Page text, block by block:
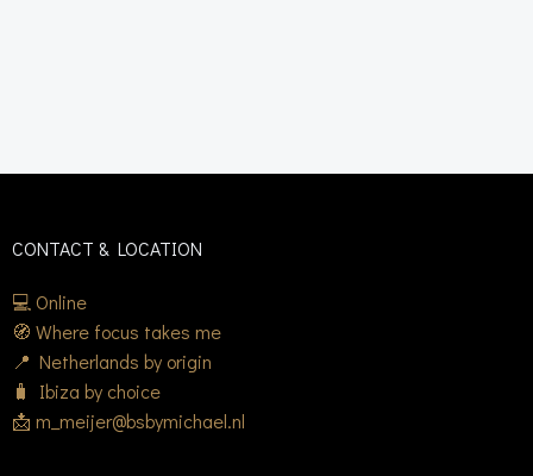
CONTACT & LOCATION
💻 Online
🧭 Where focus takes me
📍 Netherlands by origin
🧳 Ibiza by choice
📩 m_meijer@bsbymichael.nl